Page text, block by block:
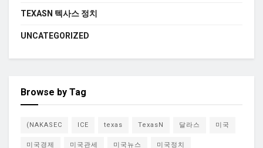
TEXASN 텍사스 정치
UNCATEGORIZED
Browse by Tag
(NAKASEC ICE texas TexasN 달라스 미국
미국경제 미국관세 미국뉴스 미국정치